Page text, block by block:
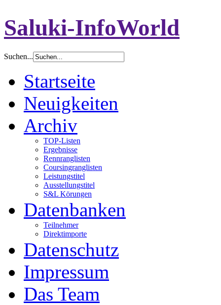
Saluki-InfoWorld
Suchen...
Startseite
Neuigkeiten
Archiv
TOP-Listen
Ergebnisse
Rennranglisten
Coursingranglisten
Leistungstitel
Ausstellungstitel
S&L Körungen
Datenbanken
Teilnehmer
Direktimporte
Datenschutz
Impressum
Das Team